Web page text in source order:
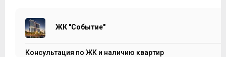
ЖК "Событие"
Консультация по ЖК и наличию квартир